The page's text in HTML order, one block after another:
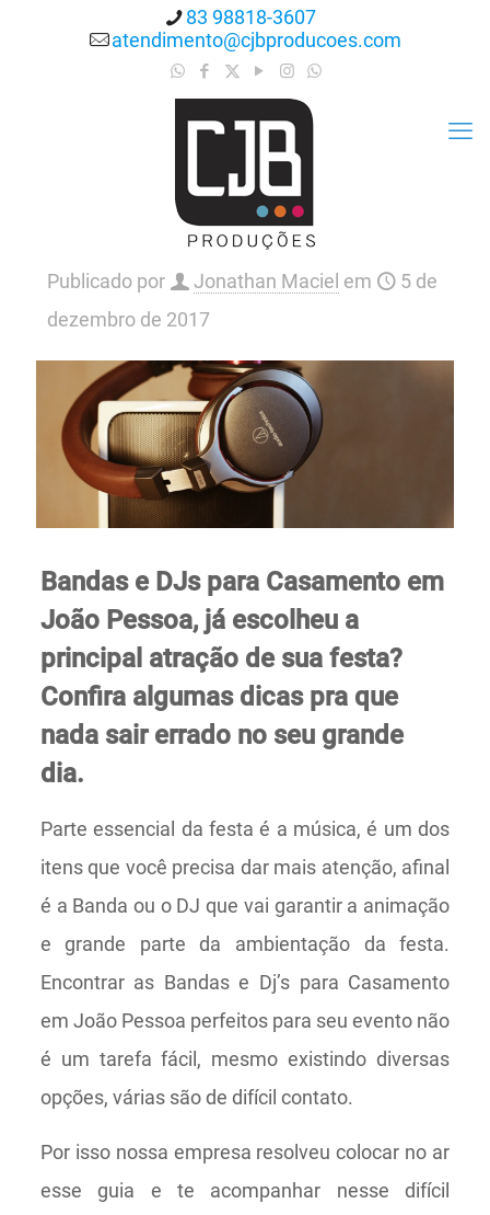
83 98818-3607
atendimento@cjbproducoes.com
Publicado por Jonathan Maciel em
5 de
dezembro de 2017
Bandas e DJs para Casamento em
João Pessoa, já escolheu a
principal atração de sua festa?
Confira algumas dicas pra que
nada sair errado no seu grande
dia.
Parte essencial da festa é a música, é um dos
itens que você precisa dar mais atenção, afinal
é a Banda ou o DJ que vai garantir a animação
e grande parte da ambientação da festa.
Encontrar as Bandas e Dj’s para Casamento
em João Pessoa perfeitos para seu evento não
é um tarefa fácil, mesmo existindo diversas
opções, várias são de difícil contato.
Por isso nossa empresa resolveu colocar no ar
esse guia e te acompanhar nesse difícil